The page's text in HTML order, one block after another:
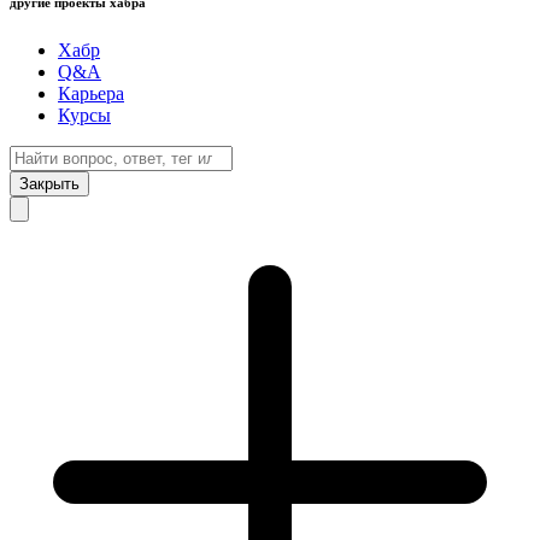
Хабр
Q&A
Карьера
Курсы
Закрыть